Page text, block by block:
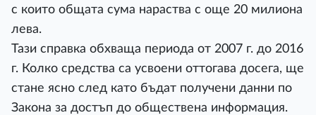
с които общата сума нараства с още 20 милиона
лева.
Тази справка обхваща периода от 2007 г. до 2016
г. Колко средства са усвоени оттогава досега, ще
стане ясно след като бъдат получени данни по
Закона за достъп до обществена информация.